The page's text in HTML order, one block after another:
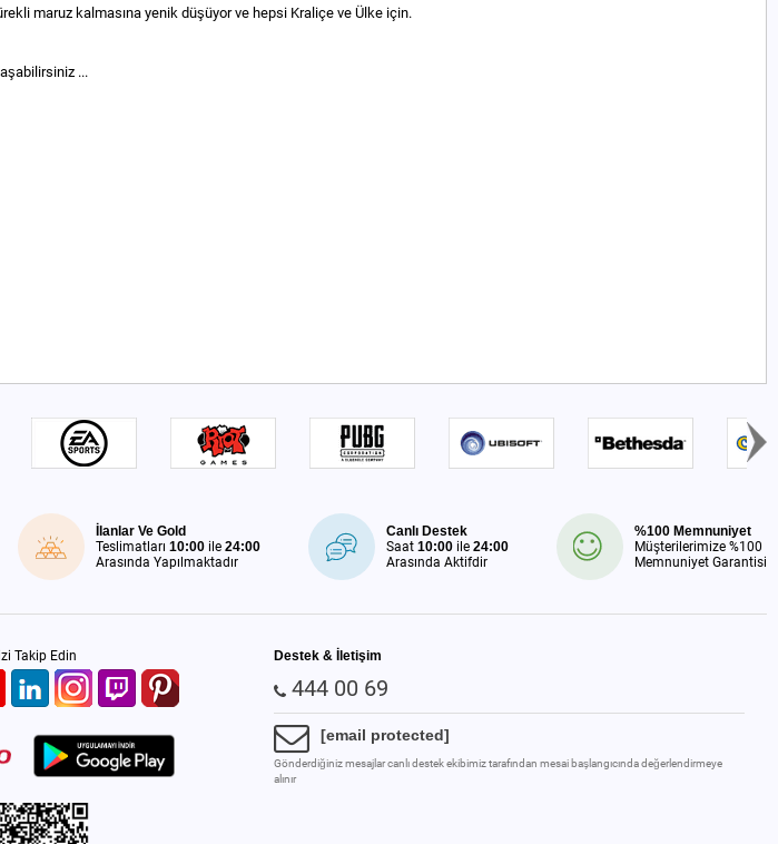
maruz kalmasına yenik düşüyor ve hepsi Kraliçe ve Ülke için.
...
İlanlar Ve Gold
Teslimatları10:00 ile24:00
Arasında Yapılmaktadır
Canlı Destek
Saat10:00 ile24:00
Arasında Aktifdir
%100 Memnuniyet
Müşterilerimize %100
Memnuniyet Garantisi
Takip Edin Destek & İletişim
444 00 69
[email protected]
Gönderdiğiniz mesajlar canlı destek ekibimiz tarafından mesai başlangıcında değerlendirmeye
alınır